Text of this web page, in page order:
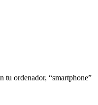
tu ordenador, “smartphone”